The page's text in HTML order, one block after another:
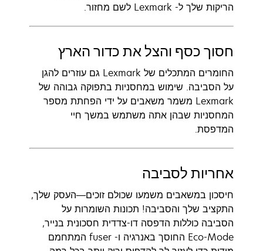
הריקות שלך ל- Lexmark לשם מחזור.
חסוך כסף והצל את כדור הארץ
החומרים המתכלים של Lexmark גם עוזרים להגן
על הסביבה. שימוש במחסניות בתפוקה גבוהה של
Lexmark משמר משאבים על ידי הפחתת מספר
המחסניות שבהן אתה משתמש במשך חיי
המדפסת.
אחריות לסביבה
חיסכון במשאבים משמעו שכולם זוכים—העסק שלך,
התקציב שלך והסביבה! תכונות השומרות על
הסביבה כוללות הדפסה דו-צדדית חסכונית בנייר,
Eco-Mode החוסך באנרגיה ו- fuser המתחמם